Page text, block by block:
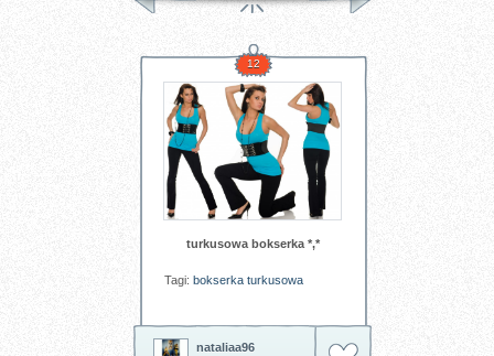
12
turkusowa bokserka *,*
Tagi: bokserka turkusowa
nataliaa96